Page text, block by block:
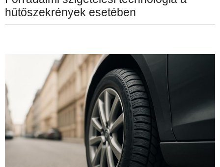
hűtőszekrények esetében